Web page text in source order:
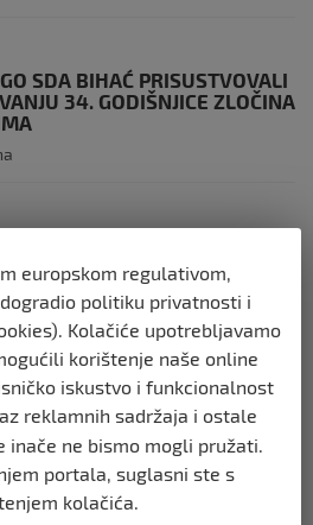
SDA BIHAĆ PRISUSTVOVALI
34. GODIŠNJICE ZLOČINA
TRANSPARENTNOSTI I
34 GODINE OD PROGONA
I 31 GODINA OD
RIPČA
europskom regulativom,
politiku privatnosti i
Kolačiće upotrebljavamo
korištenje naše online
iskustvo i funkcionalnost
reklamnih sadržaja i ostale
ne bismo mogli pružati.
portala, suglasni ste s
kolačića.